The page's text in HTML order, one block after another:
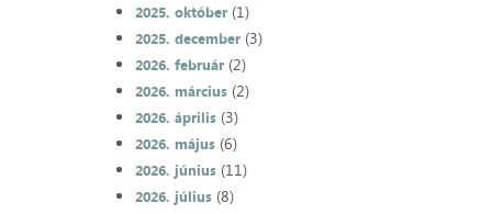
2025. október(1)
2025. december(3)
2026. február(2)
2026. március(2)
2026. április(3)
2026. május(6)
2026. június(11)
2026. július(8)